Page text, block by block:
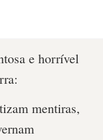
e horrível
mentiras,